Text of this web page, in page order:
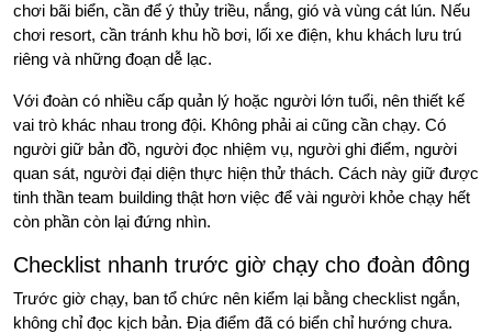
chơi bãi biển, cần để ý thủy triều, nắng, gió và vùng cát lún. Nếu
chơi resort, cần tránh khu hồ bơi, lối xe điện, khu khách lưu trú
riêng và những đoạn dễ lạc.
Với đoàn có nhiều cấp quản lý hoặc người lớn tuổi, nên thiết kế
vai trò khác nhau trong đội. Không phải ai cũng cần chạy. Có
người giữ bản đồ, người đọc nhiệm vụ, người ghi điểm, người
quan sát, người đại diện thực hiện thử thách. Cách này giữ được
tinh thần team building thật hơn việc để vài người khỏe chạy hết
còn phần còn lại đứng nhìn.
Checklist nhanh trước giờ chạy cho đoàn đông
Trước giờ chạy, ban tổ chức nên kiểm lại bằng checklist ngắn,
không chỉ đọc kịch bản. Địa điểm đã có biển chỉ hướng chưa.